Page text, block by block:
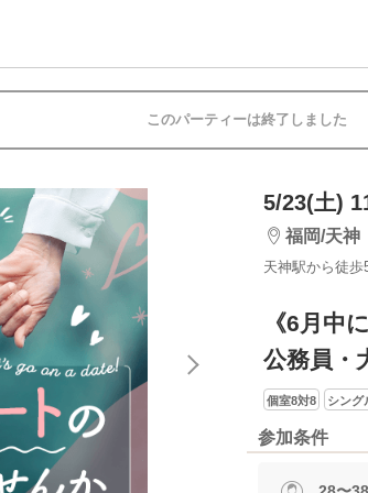
このパーティーは終了しました
5/23(土)
福岡/天神
天神駅から徒歩
《6月中
公務員・
個室8対8 シング
参加条件